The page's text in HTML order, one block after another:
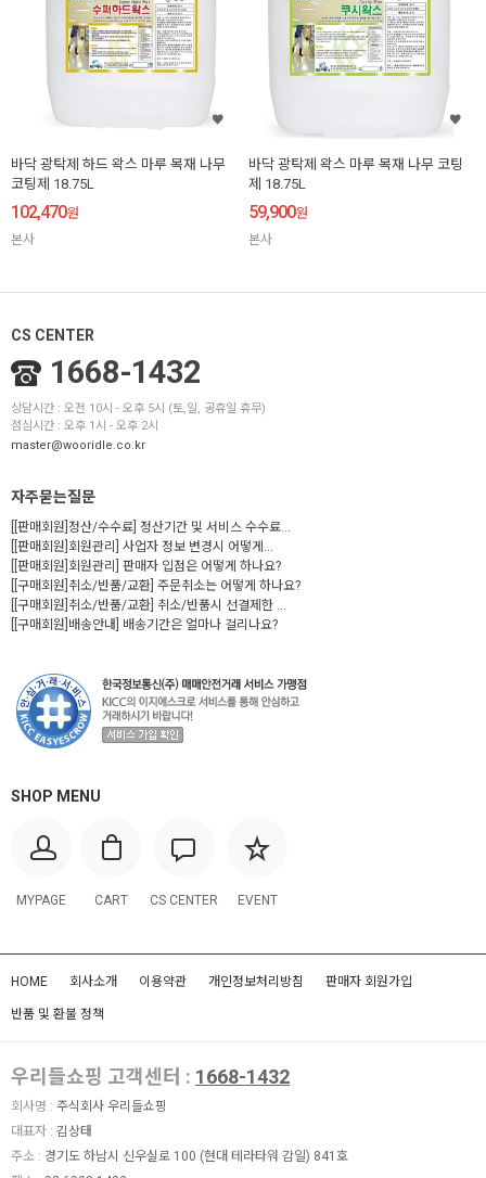
바닥 광탁제 하드 왁스 마루 목재 나무
코팅제 18.75L
102,470원
본사
바닥 광탁제 왁스 마루 목재 나무 코팅
제 18.75L
59,900원
본사
CS CENTER
1668-1432
상담시간 : 오전 10시 - 오후 5시 (토,일, 공휴일 휴무)
점심시간 : 오후 1시 - 오후 2시
master@wooridle.co.kr
자주묻는질문
[[판매회원]정산/수수료] 정산기간 및 서비스 수수료...
[[판매회원]회원관리] 사업자 정보 변경시 어떻게...
[[판매회원]회원관리] 판매자 입점은 어떻게 하나요?
[[구매회원]취소/반품/교환] 주문취소는 어떻게 하나요?
[[구매회원]취소/반품/교환] 취소/반품시 선결제한 ...
[[구매회원]배송안내] 배송기간은 얼마나 걸리나요?
SHOP MENU
MYPAGE CART CS CENTER EVENT
HOME 회사소개 이용약관 개인정보처리방침 판매자 회원가입
반품 및 환불 정책
우리들쇼핑 고객센터 : 1668-1432
회사명 : 주식회사 우리들쇼핑
대표자 : 김상태
주소 : 경기도 하남시 신우실로 100 (현대 테라타워 감일) 841호